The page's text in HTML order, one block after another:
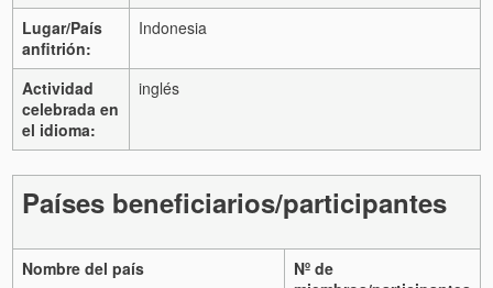
Lugar/País
anfitrión:
Indonesia
Actividad
celebrada en
el idioma:
inglés
Países beneficiarios/participantes
Nombre del país
Nº de